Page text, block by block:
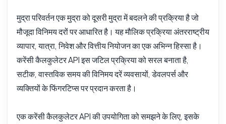
मुद्रा परिवर्तन एक मुद्रा को दूसरी मुद्रा में बदलने की प्रक्रिया है जो
मौजूदा विनिमय दरों पर आधारित है। यह मौलिक प्रक्रिया अंतरराष्ट्रीय
व्यापार, यात्रा, निवेश और वित्तीय नियोजन का एक अभिन्न हिस्सा है।
करेंसी कैलकुलेटर API इस जटिल प्रक्रिया को सरल बनाता है,
सटीक, वास्तविक समय की विनिमय दरें व्यवसायों, डेवलपर्स और
व्यक्तियों के फिंगरटिप्स पर प्रदान करता है।
एक करेंसी कैलकुलेटर API की उपयोगिता को समझने के लिए, इसके
Zyla AI द्वारा उत्तरित · मैं सपोर्ट से पूछना पसंद करता हूँ